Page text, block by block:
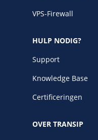
VPS-Firewall
HULP NODIG?
Support
Knowledge Base
Certificeringen
OVER TRANSIP